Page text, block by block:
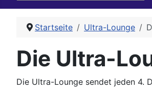
Startseite Ultra-Lounge
Die Ultra-
Die Ultra-Lounge sendet jeden 4.